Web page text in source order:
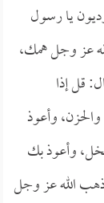
يا رسول
عز وجل همك،
قل إذا
وأعوذ
وأعوذ بك
الله عز وجل